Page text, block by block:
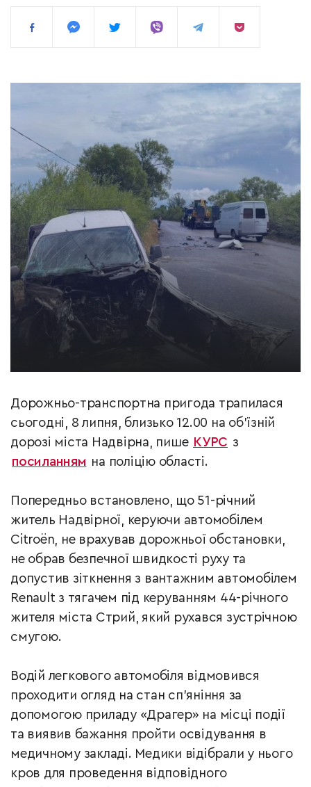
Дорожньо-транспортна пригода трапилася
сьогодні, 8 липня, близько 12.00 на об’їзній
дорозі міста Надвірна, пише КУРС з
посиланням на поліцію області.
Попередньо встановлено, що 51-річний
житель Надвірної, керуючи автомобілем
Citroën, не врахував дорожньої обстановки,
не обрав безпечної швидкості руху та
допустив зіткнення з вантажним автомобілем
Renault з тягачем під керуванням 44-річного
жителя міста Стрий, який рухався зустрічною
смугою.
Водій легкового автомобіля відмовився
проходити огляд на стан сп’яніння за
допомогою приладу «Драгер» на місці події
та виявив бажання пройти освідування в
медичному закладі. Медики відібрали у нього
кров для проведення відповідного